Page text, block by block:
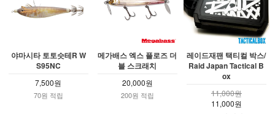
야마시타 토토슷테R W
S95NC
7,500원
70원 적립
메가배스 엑스 플로즈 더
블 스크래치
20,000원
200원 적립
레이드재팬 택티컬 박스/
Raid Japan Tactical B
ox
11,000원
11,000원